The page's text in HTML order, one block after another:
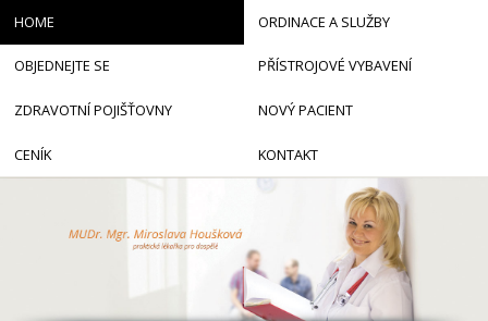
HOME ORDINACE A SLUŽBY
OBJEDNEJTE SE PŘÍSTROJOVÉ VYBAVENÍ
ZDRAVOTNÍ POJIŠŤOVNY NOVÝ PACIENT
CENÍK KONTAKT